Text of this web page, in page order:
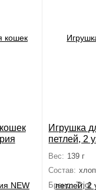
бумага, металл
Игрушка
петлей, 2
Вес: 139 г
Состав:
Бренд: Triol